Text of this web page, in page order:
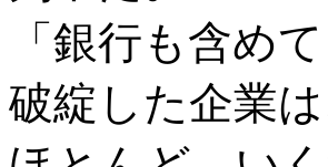
「銀行も含め
破綻した企業